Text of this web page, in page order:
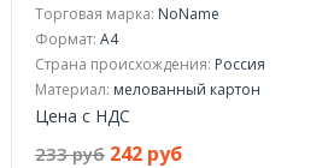
Торговая марка: NoName
Формат: A4
Страна происхождения: Россия
Материал: мелованный картон
Цена с НДС
233 руб 242 руб